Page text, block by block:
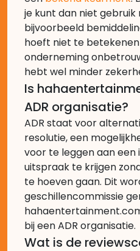
je kunt dan niet gebruik
bijvoorbeeld
hoeft niet te
onderneming
hebt wel minder
Is
ADR organisatie?
ADR staat voor
resolutie, een
voor te leggen aan een
uitspraak te krijgen
te hoeven gaan. Dit
geschillencommissie
bij een ADR organisatie.
Wat is de